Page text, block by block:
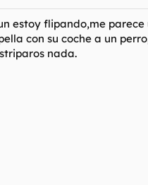
estoy flipando,me
con su coche a un
nada.